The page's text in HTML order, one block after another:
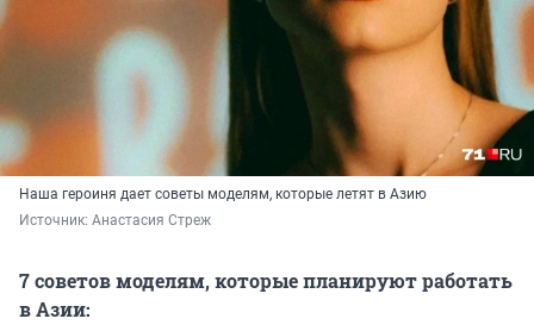
Наша героиня дает советы моделям, которые летят в Азию
Источник: Анастасия Стреж
7 советов моделям, которые планируют работать
в Азии: